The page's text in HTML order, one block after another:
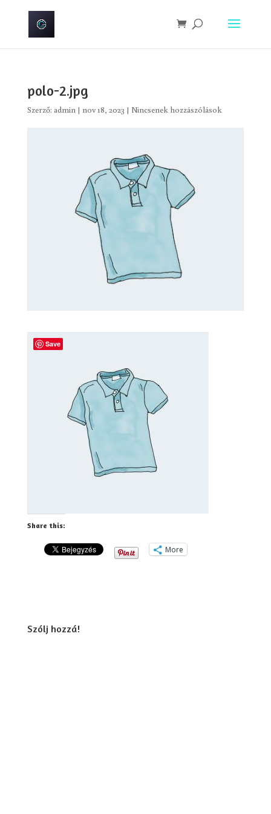
polo-2.jpg
Szerző: admin| nov 18, 2023 | Nincsenek hozzászólások
Share this:
More
Szólj hozzá!
Save